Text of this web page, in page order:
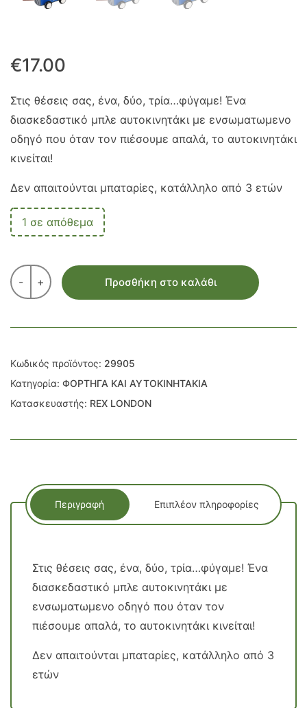
€17.00
Στις θέσεις σας, ένα, δύο, τρία…φύγαμε! Ένα
διασκεδαστικό μπλε αυτοκινητάκι με ενσωματωμενο
οδηγό που όταν τον πιέσουμε απαλά, το αυτοκινητάκι
κινείται!
Δεν απαιτούνται μπαταρίες, κατάλληλο από 3 ετών
1 σε απόθεμα
- + Προσθήκη στο καλάθι
Κωδικός προϊόντος: 29905
Κατηγορία: ΦΟΡΤΗΓΑ ΚΑΙ ΑΥΤΟΚΙΝΗΤΑΚΙΑ
Κατασκευαστής: REX LONDON
Περιγραφή Επιπλέον πληροφορίες
Στις θέσεις σας, ένα, δύο, τρία…φύγαμε! Ένα
διασκεδαστικό μπλε αυτοκινητάκι με
ενσωματωμενο οδηγό που όταν τον
πιέσουμε απαλά, το αυτοκινητάκι κινείται!
Δεν απαιτούνται μπαταρίες, κατάλληλο από 3
ετών